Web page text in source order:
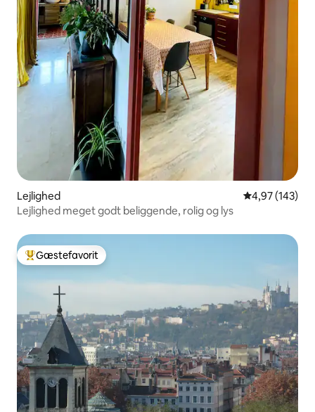
Lejlighed 4,97 ud af 5 i
4,97 (143)
Lejlighed meget godt beliggende, rolig og lys
Bedste gæstefavorit
Gæstefavorit